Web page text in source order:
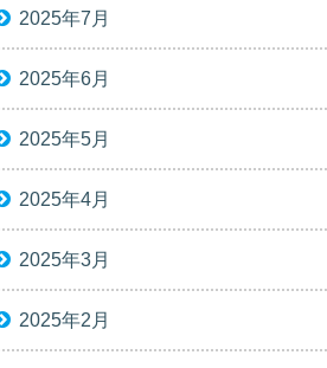
2025年7月
2025年6月
2025年5月
2025年4月
2025年3月
2025年2月